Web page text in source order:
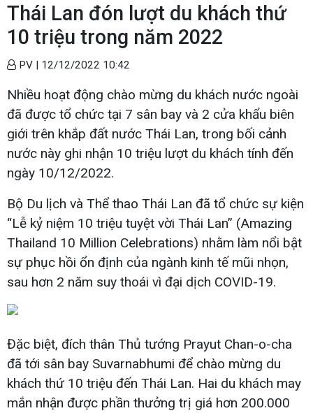
Thái Lan đón lượt du khách thứ
10 triệu trong năm 2022
PV | 12/12/2022 10:42
Nhiều hoạt động chào mừng du khách nước ngoài
đã được tổ chức tại 7 sân bay và 2 cửa khẩu biên
giới trên khắp đất nước Thái Lan, trong bối cảnh
nước này ghi nhận 10 triệu lượt du khách tính đến
ngày 10/12/2022.
Bộ Du lịch và Thể thao Thái Lan đã tổ chức sự kiện
“Lễ kỷ niệm 10 triệu tuyệt vời Thái Lan” (Amazing
Thailand 10 Million Celebrations) nhằm làm nổi bật
sự phục hồi ổn định của ngành kinh tế mũi nhọn,
sau hơn 2 năm suy thoái vì đại dịch COVID-19.
Đặc biệt, đích thân Thủ tướng Prayut Chan-o-cha
đã tới sân bay Suvarnabhumi để chào mừng du
khách thứ 10 triệu đến Thái Lan. Hai du khách may
mắn nhận được phần thưởng trị giá hơn 200.000